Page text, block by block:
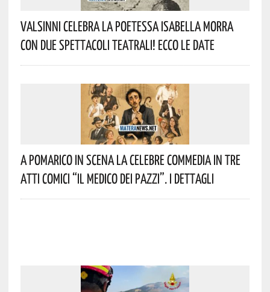
Valsinni Celebra La Poetessa Isabella Morra
Con Due Spettacoli Teatrali! Ecco Le Date
A Pomarico In Scena La Celebre Commedia In Tre
Atti Comici “Il Medico Dei Pazzi”. I Dettagli